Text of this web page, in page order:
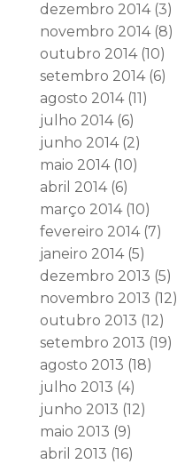
dezembro 2014(3)
novembro 2014(8)
outubro 2014(10)
setembro 2014(6)
agosto 2014(11)
julho 2014(6)
junho 2014(2)
maio 2014(10)
abril 2014(6)
março 2014(10)
fevereiro 2014(7)
janeiro 2014(5)
dezembro 2013 (5)
novembro 2013 (12)
outubro 2013 (12)
setembro 2013 (19)
agosto 2013 (18)
julho 2013 (4)
junho 2013 (12)
maio 2013 (9)
abril 2013 (16)